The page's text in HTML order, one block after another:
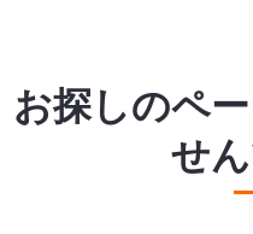
お探しのペ
せ